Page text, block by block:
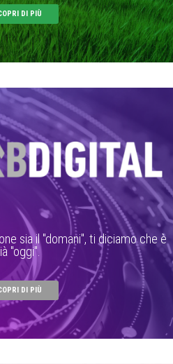
DI PIÙ
sia il "domani", ti diciamo che è
"oggi".
DI PIÙ